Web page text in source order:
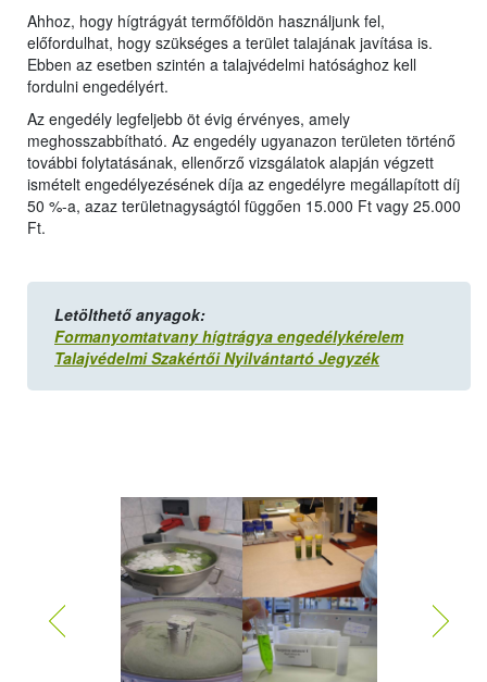
Ahhoz, hogy hígtrágyát termőföldön használjunk fel,
előfordulhat, hogy szükséges a terület talajának javítása is.
Ebben az esetben szintén a talajvédelmi hatósághoz kell
fordulni engedélyért.
Az engedély legfeljebb öt évig érvényes, amely
meghosszabbítható. Az engedély ugyanazon területen történő
további folytatásának, ellenőrző vizsgálatok alapján végzett
ismételt engedélyezésének díja az engedélyre megállapított díj
50 %-a, azaz területnagyságtól függően 15.000 Ft vagy 25.000
Ft.
Letölthető anyagok:
Formanyomtatvany hígtrágya engedélykérelem
Talajvédelmi Szakértői Nyilvántartó Jegyzék